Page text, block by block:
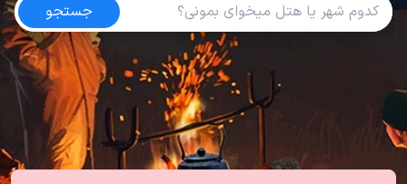
جستجو
هتل های کوبا
3.6 از5| از100 کاربر
لحظه آخر هتل های کوبا